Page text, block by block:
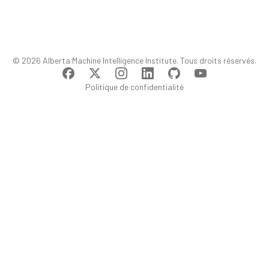
© 2026 Alberta Machine Intelligence Institute. Tous droits réservés.
Politique de confidentialité